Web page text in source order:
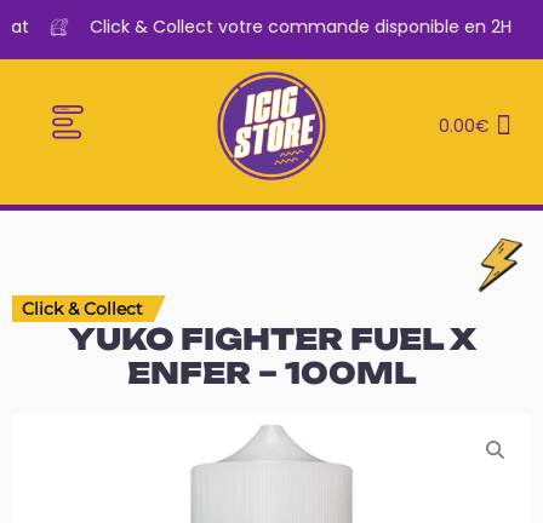
Click & Collect votre commande disponible en 2H
0.00€
Click & Collect
YUKO FIGHTER FUEL X
ENFER – 100ML